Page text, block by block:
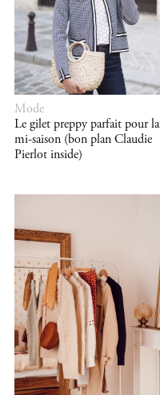
Mode
Le gilet preppy parfait pour la
mi-saison (bon plan Claudie
Pierlot inside)